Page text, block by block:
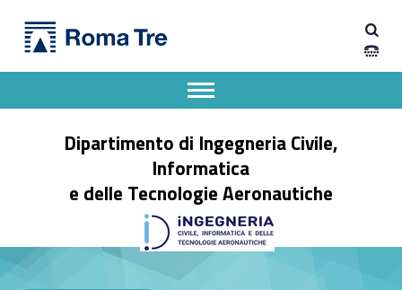
Chi siamo - Dipartimento di Ingegneria Civile, Informatica e delle Tecnologie Aeronautiche
Dipartimento di Ingegneria Civile,
Informatica
e delle Tecnologie Aeronautiche
Apri il menu secondario
Header info sidebar